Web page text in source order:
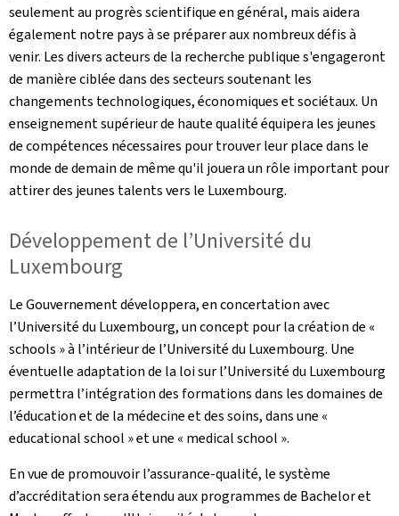
seulement au progrès scientifique en général, mais aidera
également notre pays à se préparer aux nombreux défis à
venir. Les divers acteurs de la recherche publique s'engageront
de manière ciblée dans des secteurs soutenant les
changements technologiques, économiques et sociétaux. Un
enseignement supérieur de haute qualité équipera les jeunes
de compétences nécessaires pour trouver leur place dans le
monde de demain de même qu'il jouera un rôle important pour
attirer des jeunes talents vers le Luxembourg.
Développement de l’Université du
Luxembourg
Le Gouvernement développera, en concertation avec
l’Université du Luxembourg, un concept pour la création de «
schools » à l’intérieur de l’Université du Luxembourg. Une
éventuelle adaptation de la loi sur l’Université du Luxembourg
permettra l’intégration des formations dans les domaines de
l’éducation et de la médecine et des soins, dans une «
educational school » et une « medical school ».
En vue de promouvoir l’assurance-qualité, le système
d’accréditation sera étendu aux programmes de Bachelor et